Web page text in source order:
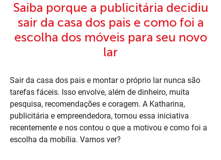
Saiba porque a publicitária decidiu
sair da casa dos pais e como foi a
escolha dos móveis para seu novo
lar
Sair da casa dos pais e montar o próprio lar nunca são
tarefas fáceis. Isso envolve, além de dinheiro, muita
pesquisa, recomendações e coragem. A Katharina,
publicitária e empreendedora, tomou essa iniciativa
recentemente e nos contou o que a motivou e como foi a
escolha da mobília. Vamos ver?